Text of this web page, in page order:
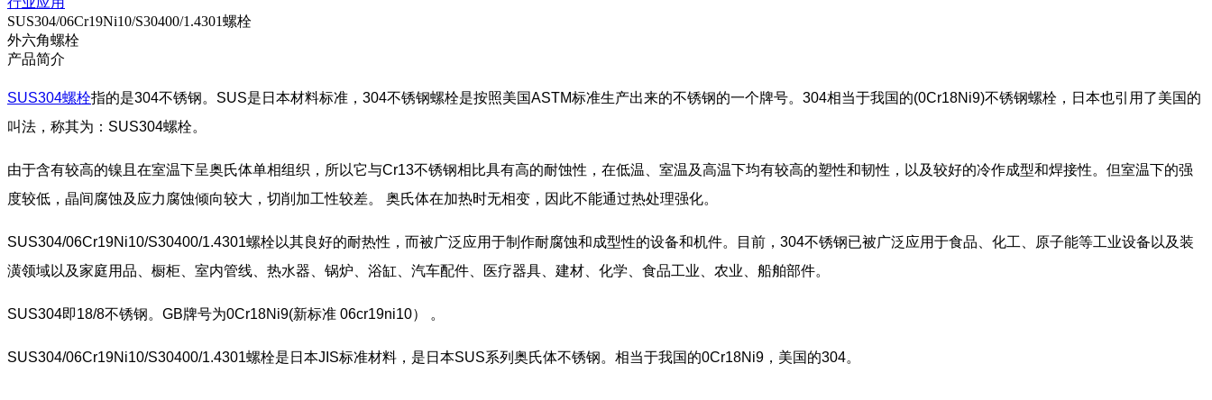
SUS304/06Cr19Ni10/S30400/1.4301螺栓
外六角螺栓
产品简介
SUS304螺栓指的是304不锈钢。SUS是日本材料标准，304不锈钢螺栓是按照美国ASTM标准生产出来的不锈钢的一个牌号。304相当于我国的(0Cr18Ni9)不锈钢螺栓，日本也引用了美国的
叫法，称其为：SUS304螺栓。
由于含有较高的镍且在室温下呈奥氏体单相组织，所以它与Cr13不锈钢相比具有高的耐蚀性，在低温、室温及高温下均有较高的塑性和韧性，以及较好的冷作成型和焊接性。但室温下的强
度较低，晶间腐蚀及应力腐蚀倾向较大，切削加工性较差。 奥氏体在加热时无相变，因此不能通过热处理强化。
SUS304/06Cr19Ni10/S30400/1.4301螺栓以其良好的耐热性，而被广泛应用于制作耐腐蚀和成型性的设备和机件。目前，304不锈钢已被广泛应用于食品、化工、原子能等工业设备以及装
潢领域以及家庭用品、橱柜、室内管线、热水器、锅炉、浴缸、汽车配件、医疗器具、建材、化学、食品工业、农业、船舶部件。
SUS304即18/8不锈钢。GB牌号为0Cr18Ni9(新标准 06cr19ni10） 。
SUS304/06Cr19Ni10/S30400/1.4301螺栓是日本JIS标准材料，是日本SUS系列奥氏体不锈钢。相当于我国的0Cr18Ni9，美国的304。